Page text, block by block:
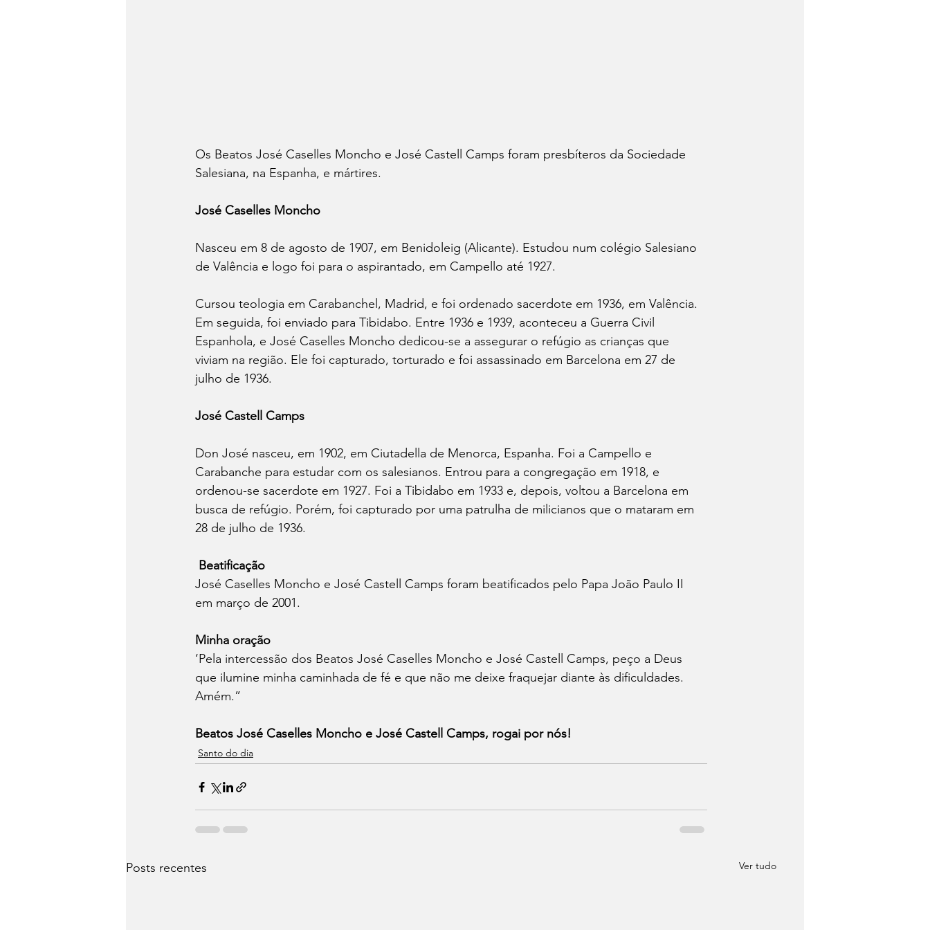
Os Beatos José Caselles Moncho e José Castell Camps foram presbíteros da Sociedade
Salesiana, na Espanha, e mártires.
José Caselles Moncho
Nasceu em 8 de agosto de 1907, em Benidoleig (Alicante). Estudou num colégio Salesiano
de Valência e logo foi para o aspirantado, em Campello até 1927.
Cursou teologia em Carabanchel, Madrid, e foi ordenado sacerdote em 1936, em Valência.
Em seguida, foi enviado para Tibidabo. Entre 1936 e 1939, aconteceu a Guerra Civil
Espanhola, e José Caselles Moncho dedicou-se a assegurar o refúgio as crianças que
viviam na região. Ele foi capturado, torturado e foi assassinado em Barcelona em 27 de
julho de 1936.
José Castell Camps
Don José nasceu, em 1902, em Ciutadella de Menorca, Espanha. Foi a Campello e
Carabanche para estudar com os salesianos. Entrou para a congregação em 1918, e
ordenou-se sacerdote em 1927. Foi a Tibidabo em 1933 e, depois, voltou a Barcelona em
busca de refúgio. Porém, foi capturado por uma patrulha de milicianos que o mataram em
28 de julho de 1936.
Beatificação
José Caselles Moncho e José Castell Camps foram beatificados pelo Papa João Paulo II
em março de 2001.
Minha oração
‘Pela intercessão dos Beatos José Caselles Moncho e José Castell Camps, peço a Deus
que ilumine minha caminhada de fé e que não me deixe fraquejar diante às dificuldades.
Amém.”
Beatos José Caselles Moncho e José Castell Camps, rogai por nós!
Santo do dia
Posts recentes Ver tudo